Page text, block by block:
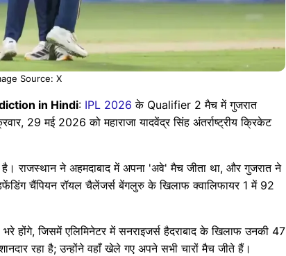
Source: X
in Hindi: IPL 2026 के Qualifier 2 मैच में गुजरात
29 मई 2026 को महाराजा यादवेंद्र सिंह अंतर्राष्ट्रीय क्रिकेट
है। राजस्थान ने अहमदाबाद में अपना 'अवे' मैच जीता था, और गुजरात ने
चैंपियन रॉयल चैलेंजर्स बेंगलुरु के खिलाफ क्वालिफायर 1 में 92
होंगे, जिसमें एलिमिनेटर में सनराइजर्स हैदराबाद के खिलाफ उनकी 47
रहा है; उन्होंने वहाँ खेले गए अपने सभी चारों मैच जीते हैं।